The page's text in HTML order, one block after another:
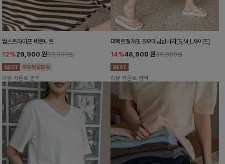
월스트라이프 버튼니트
12%29,900 원33,900원
리뷰 카운트 영역
퍼펙트절개핏 6부데님반바지[S,M,L사이즈]
14%48,900 원56,800원
리뷰 카운트 영역